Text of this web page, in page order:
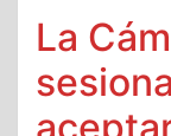
La